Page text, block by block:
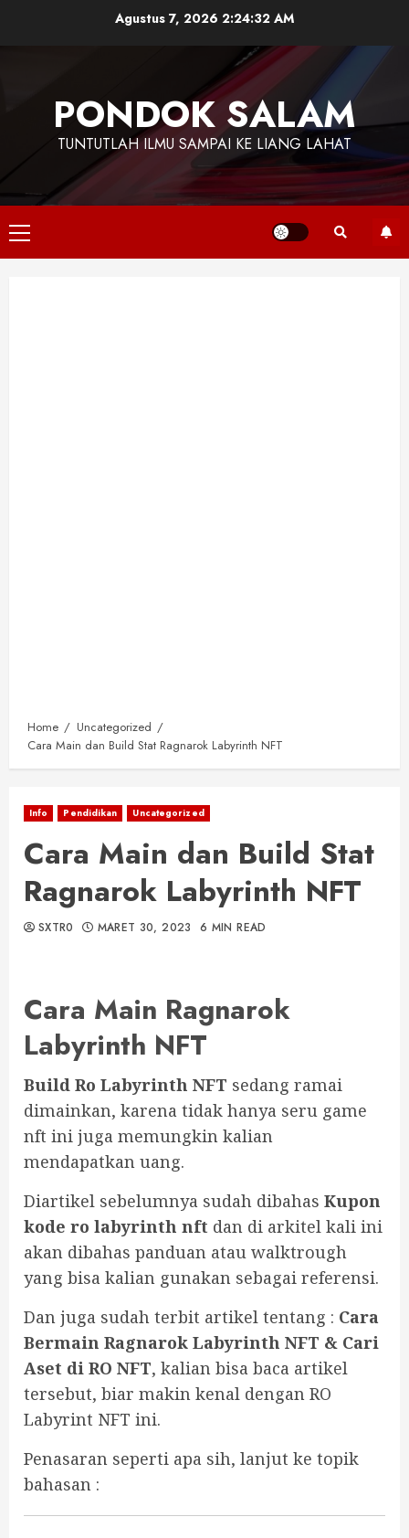
Agustus 7, 2026 2:24:33 AM
PONDOK SALAM
TUNTUTLAH ILMU SAMPAI KE LIANG LAHAT
Primary
Menu
Home
Uncategorized
Cara Main dan Build Stat Ragnarok Labyrinth NFT
Info Pendidikan Uncategorized
Cara Main dan Build Stat
Ragnarok Labyrinth NFT
SXTR0 MARET 30, 2023 6 MIN READ
Cara Main Ragnarok
Labyrinth NFT
Build Ro Labyrinth NFT sedang ramai
dimainkan, karena tidak hanya seru game
nft ini juga memungkin kalian
mendapatkan uang.
Diartikel sebelumnya sudah dibahas Kupon
kode ro labyrinth nft dan di arkitel kali ini
akan dibahas panduan atau walktrough
yang bisa kalian gunakan sebagai referensi.
Dan juga sudah terbit artikel tentang : Cara
Bermain Ragnarok Labyrinth NFT & Cari
Aset di RO NFT, kalian bisa baca artikel
tersebut, biar makin kenal dengan RO
Labyrint NFT ini.
Penasaran seperti apa sih, lanjut ke topik
bahasan :